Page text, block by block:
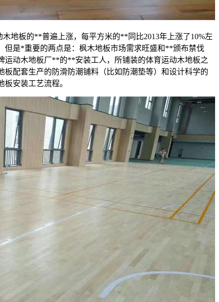
地板的**普遍上涨，每平方米的**同比2013年上涨了10%左
是*重要的两点是：枫木地板市场需求旺盛和**颁布禁伐
运动木地板厂**的**安装工人，所铺装的体育运动木地板之
配套生产的防滑防潮铺料（比如防潮垫等）和设计科学的
安装工艺流程。